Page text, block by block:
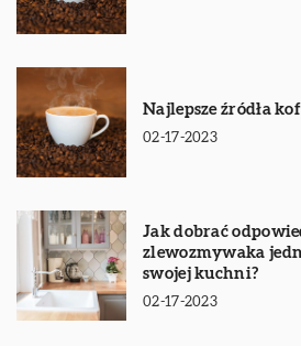
Najlepsze źródła
02-17-2023
Jak dobrać
zlewozmywaka
swojej kuchni?
02-17-2023